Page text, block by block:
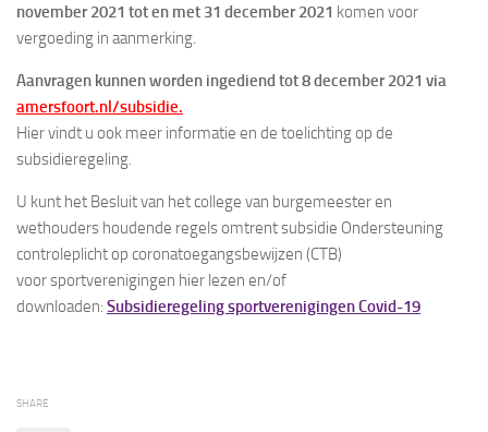
november 2021 tot en met 31 december 2021 komen voor
vergoeding in aanmerking.
Aanvragen kunnen worden ingediend tot 8 december 2021 via
amersfoort.nl/subsidie.
Hier vindt u ook meer informatie en de toelichting op de
subsidieregeling.
U kunt het Besluit van het college van burgemeester en
wethouders houdende regels omtrent subsidie Ondersteuning
controleplicht op coronatoegangsbewijzen (CTB)
voor sportverenigingen hier lezen en/of
downloaden: Subsidieregeling sportverenigingen Covid-19
SHARE